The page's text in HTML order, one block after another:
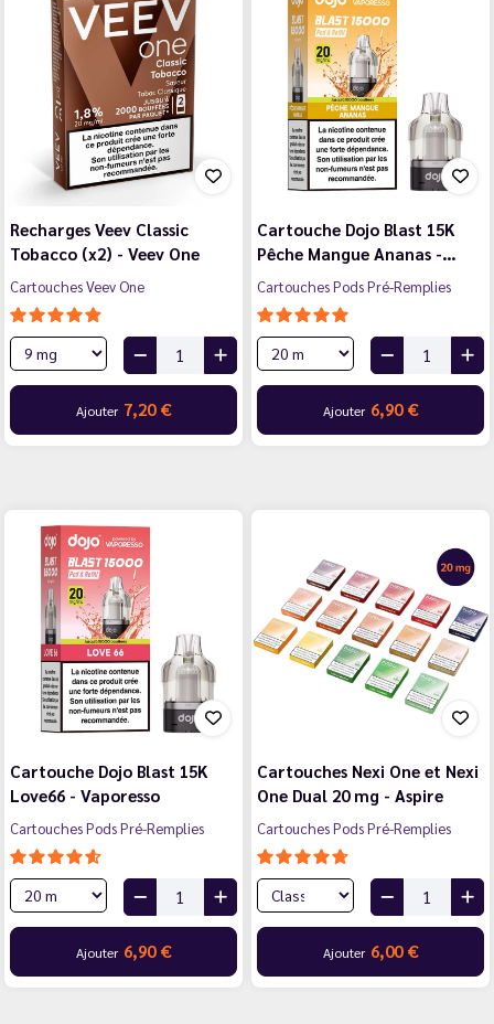
Recharges Veev Classic
Tobacco (x2) - Veev One
Cartouches Veev One
Ajouter 7,20 €
Cartouche Dojo Blast 15K
Pêche Mangue Ananas -…
Cartouches Pods Pré-Remplies
Ajouter 6,90 €
Cartouche Dojo Blast 15K
Love66 - Vaporesso
Cartouches Pods Pré-Remplies
Ajouter 6,90 €
Cartouches Nexi One et Nexi
One Dual 20 mg - Aspire
Cartouches Pods Pré-Remplies
Ajouter 6,00 €